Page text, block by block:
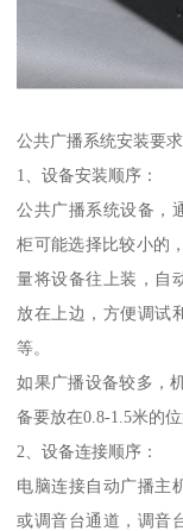
公共广播系统安装要求
1、设备安装顺序：
公共广播系统设备，
柜可能选择比较小的
量将设备往上装，自
放在上边，方便调试
等。
如果广播设备较多，
备要放在0.8-1.5米的
2、设备连接顺序：
电脑连接自动广播主
或调音台通道，调音